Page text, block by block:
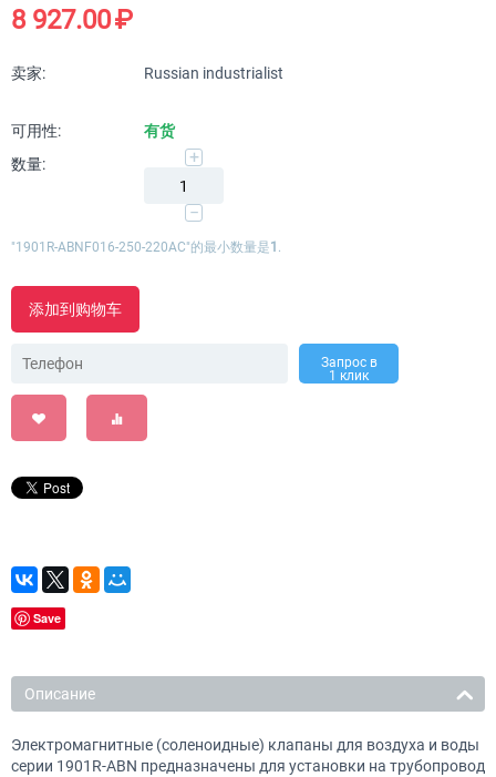
8 927.00₽
卖家: Russian industrialist
可用性:
有货
数量:
+
−
"1901R-ABNF016-250-220AC"的最小数量是1 .
添加到购物车
Запрос в
1 клик
Save
Описание
Электромагнитные (соленоидные) клапаны для воздуха и воды
серии 1901R-ABN предназначены для установки на трубопровод